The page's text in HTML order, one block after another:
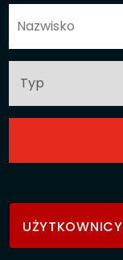
UŻYTKOWNICY